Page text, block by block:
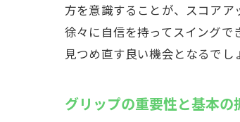
方を意識することが、スコアア
徐々に自信を持ってスイング
見つめ直す良い機会となるでし
グリップの重要性と基本の